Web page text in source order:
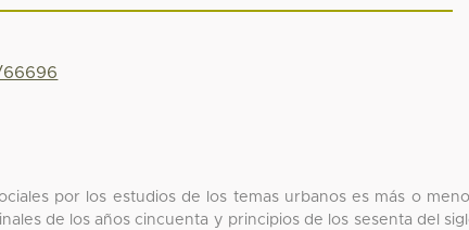
66696
por los estudios de los temas urbanos es más o
de los años cincuenta y principios de los sesenta del